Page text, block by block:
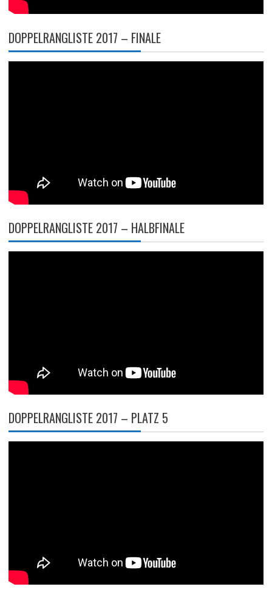
DOPPELRANGLISTE 2017 – FINALE
DOPPELRANGLISTE 2017 – HALBFINALE
DOPPELRANGLISTE 2017 – PLATZ 5